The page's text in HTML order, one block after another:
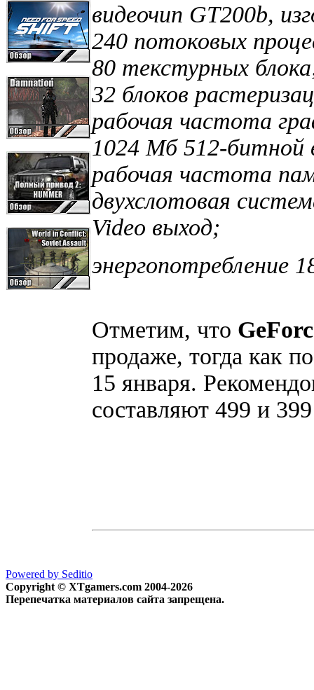
видеочип GT200b,
240 потоковых
80 текстурных
32 блоков
рабочая частота
1024 Мб 512-
рабочая частота
двухслотовая
Video выход;
энергопотребление
Отметим, что
продаже, тогда как
15 января.
составляют 499 и
Powered by Seditio
Copyright © XTgamers.com 2004-2026
Перепечатка материалов сайта запрещена.